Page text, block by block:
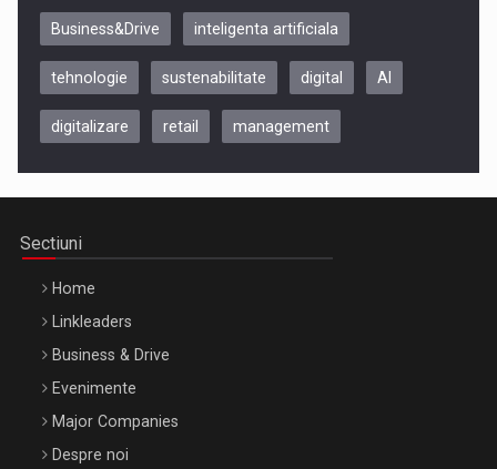
Be Inspired. Make it Happen!, CLUJ, 9 Decembrie
Be Inspired. Make it Happen!, ARTEMIS LETO, ORADEA, 8
Business&Drive inteligenta artificiala
tehnologie sustenabilitate digital AI
digitalizare retail management
Sectiuni
Home
Linkleaders
Business & Drive
Evenimente
Major Companies
Despre noi